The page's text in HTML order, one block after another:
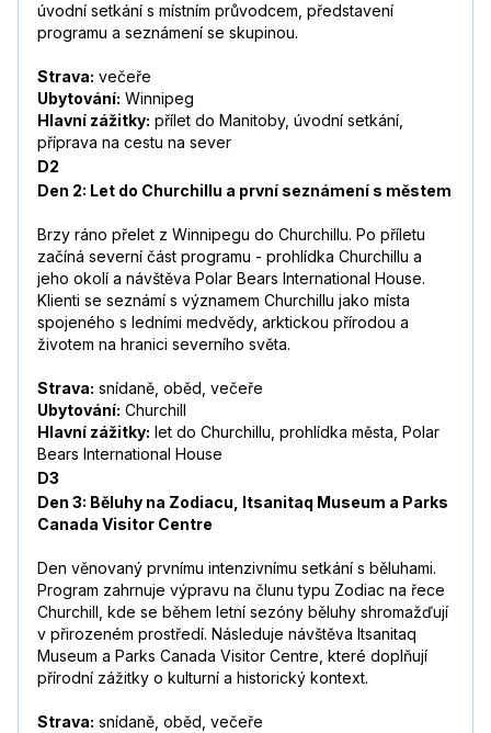
úvodní setkání s místním průvodcem, představení
programu a seznámení se skupinou.
Strava: večeře
Ubytování: Winnipeg
Hlavní zážitky: přílet do Manitoby, úvodní setkání,
příprava na cestu na sever
D2
Den 2: Let do Churchillu a první seznámení s městem
Brzy ráno přelet z Winnipegu do Churchillu. Po příletu
začíná severní část programu - prohlídka Churchillu a
jeho okolí a návštěva Polar Bears International House.
Klienti se seznámí s významem Churchillu jako místa
spojeného s ledními medvědy, arktickou přírodou a
životem na hranici severního světa.
Strava: snídaně, oběd, večeře
Ubytování: Churchill
Hlavní zážitky: let do Churchillu, prohlídka města, Polar
Bears International House
D3
Den 3: Běluhy na Zodiacu, Itsanitaq Museum a Parks
Canada Visitor Centre
Den věnovaný prvnímu intenzivnímu setkání s běluhami.
Program zahrnuje výpravu na člunu typu Zodiac na řece
Churchill, kde se během letní sezóny běluhy shromažďují
v přirozeném prostředí. Následuje návštěva Itsanitaq
Museum a Parks Canada Visitor Centre, které doplňují
přírodní zážitky o kulturní a historický kontext.
Strava: snídaně, oběd, večeře